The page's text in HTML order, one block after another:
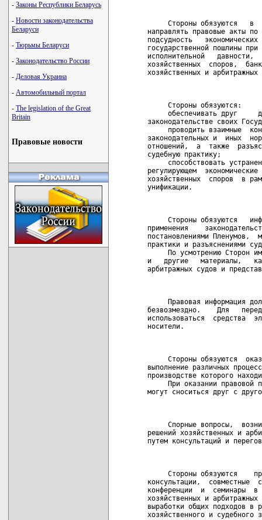
- Законы Республики Беларусь
- Новости законодательства
Беларуси
- Тюрьмы Беларуси
- Законодательство России
- Деловая Украина
- Автомобильный портал
- The legislation of the Great
Britain
Правовые новости
Стороны обязуются   в
направлять правовые акты
подсудность
государственной пошлины
исполнительной   давности,
хозяйственных  споров,
хозяйственных и
     Стороны обязуются:
обеспечивать друг
законодательстве своих
проводить взаимные
законодательных и  иных
отношений,  а  также
судебную практику;
способствовать
регулирующем
хозяйственных  споров  в
унификации.
Стороны обязуются
применения
постановлениями Пленумов,
практики и разъяснениями
По усмотрению Сторон
и   другие   материалы,
арбитражных судов и
Правовая информация
безвозмездно.    Для
использоваться  средства
носители.
Стороны обязуются
выполнение различных
производстве которого
При оказании правовой
могут сноситься друг с
Спорные вопросы,
решений хозяйственных и
путем консультаций и
Стороны обязуются
консультации,  совместные
конференции  и  семинары  в
хозяйственных и
выработки общих подходов в
хозяйственного и судебного